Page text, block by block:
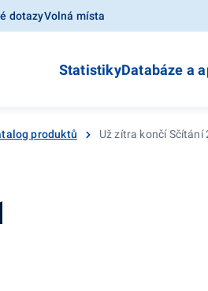
dotazyVolná místa
StatistikyDatabáze a
produktů Už zítra končí Sčítání